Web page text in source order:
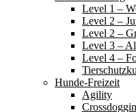
Level 1 –
Level 2 –
Level 2 –
Level 3 –
Level 4 –
Hunde-Freizeit
Agility